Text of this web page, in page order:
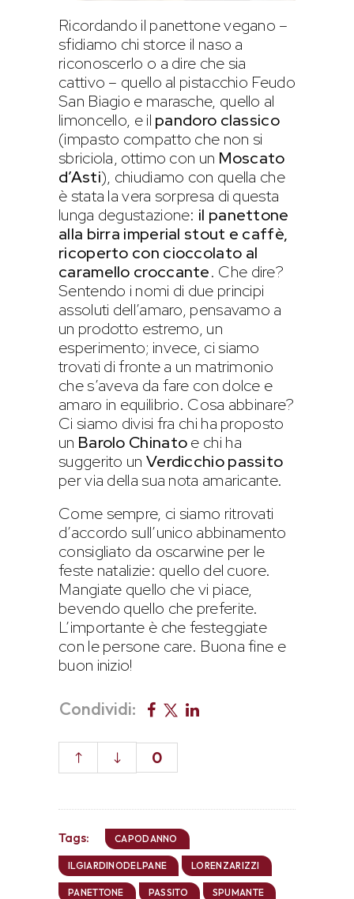
Ricordando il panettone vegano –
sfidiamo chi storce il naso a
riconoscerlo o a dire che sia
cattivo – quello al pistacchio Feudo
San Biagio e marasche, quello al
limoncello, e il pandoro classico
(impasto compatto che non si
sbriciola, ottimo con un Moscato
d’Asti), chiudiamo con quella che
è stata la vera sorpresa di questa
lunga degustazione: il panettone
alla birra imperial stout e caffè,
ricoperto con cioccolato al
caramello croccante. Che dire?
Sentendo i nomi di due principi
assoluti dell’amaro, pensavamo a
un prodotto estremo, un
esperimento; invece, ci siamo
trovati di fronte a un matrimonio
che s’aveva da fare con dolce e
amaro in equilibrio. Cosa abbinare?
Ci siamo divisi fra chi ha proposto
un Barolo Chinatoe chi ha
suggerito un Verdicchio passito
per via della sua nota amaricante.
Come sempre, ci siamo ritrovati
d’accordo sull’unico abbinamento
consigliato da oscarwine per le
feste natalizie: quello del cuore.
Mangiate quello che vi piace,
bevendo quello che preferite.
L’importante è che festeggiate
con le persone care. Buona fine e
buon inizio!
Condividi:
0
Tags: CAPODANNO
ILGIARDINODELPANE LORENZARIZZI
PANETTONE PASSITO SPUMANTE